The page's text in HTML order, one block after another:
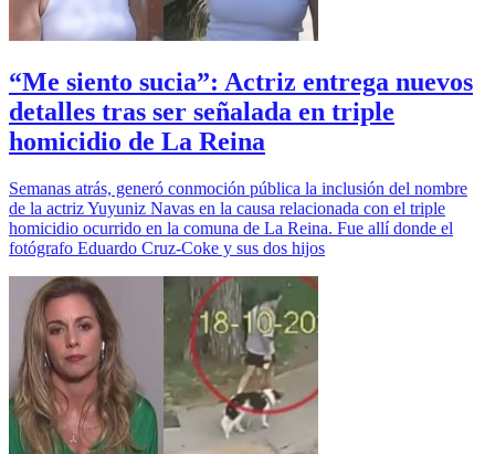
“Me siento sucia”: Actriz entrega nuevos
detalles tras ser señalada en triple
homicidio de La Reina
Semanas atrás, generó conmoción pública la inclusión del nombre
de la actriz Yuyuniz Navas en la causa relacionada con el triple
homicidio ocurrido en la comuna de La Reina. Fue allí donde el
fotógrafo Eduardo Cruz-Coke y sus dos hijos